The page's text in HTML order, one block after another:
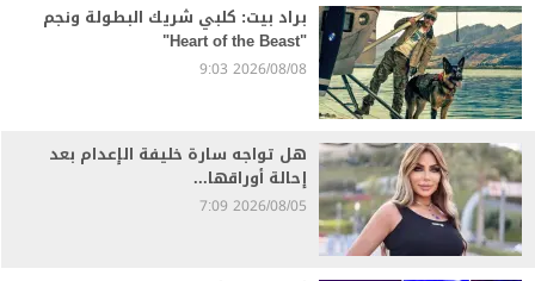
براد بيت: كلبي شريك البطولة ونجم
"Heart of the Beast"
2026/08/08 9:03
هل تواجه سارة خليفة الإعدام بعد
إحالة أوراقها...
2026/08/05 7:09